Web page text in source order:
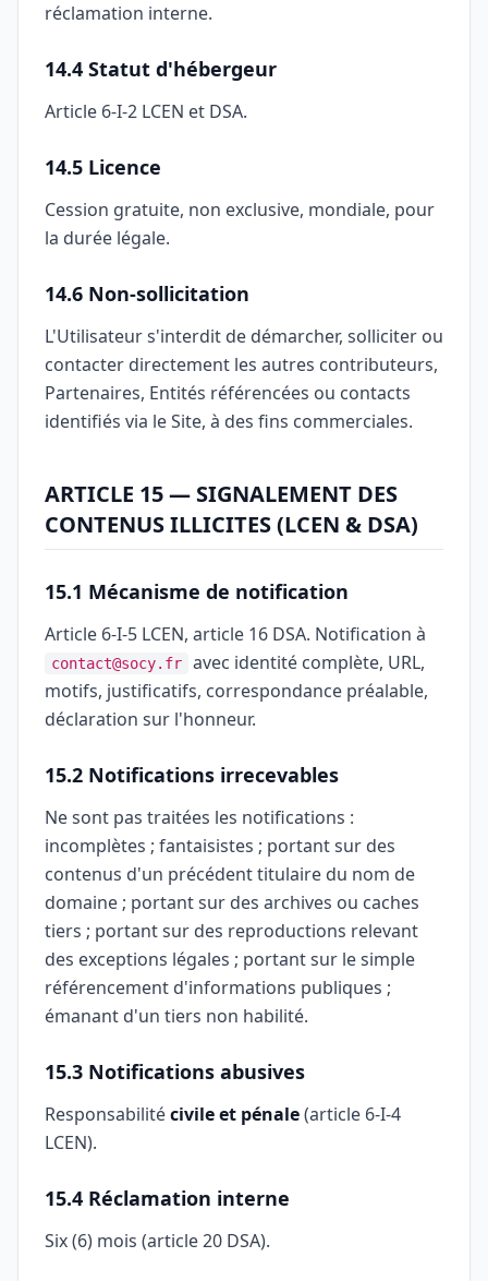
réclamation interne.
14.4 Statut d'hébergeur
Article 6-I-2 LCEN et DSA.
14.5 Licence
Cession gratuite, non exclusive, mondiale, pour
la durée légale.
14.6 Non-sollicitation
L'Utilisateur s'interdit de démarcher, solliciter ou
contacter directement les autres contributeurs,
Partenaires, Entités référencées ou contacts
identifiés via le Site, à des fins commerciales.
ARTICLE 15 — SIGNALEMENT DES
CONTENUS ILLICITES (LCEN & DSA)
15.1 Mécanisme de notification
Article 6-I-5 LCEN, article 16 DSA. Notification à
contact@socy.fr
avec identité complète, URL,
motifs, justificatifs, correspondance préalable,
déclaration sur l'honneur.
15.2 Notifications irrecevables
Ne sont pas traitées les notifications :
incomplètes ; fantaisistes ; portant sur des
contenus d'un précédent titulaire du nom de
domaine ; portant sur des archives ou caches
tiers ; portant sur des reproductions relevant
des exceptions légales ; portant sur le simple
référencement d'informations publiques ;
émanant d'un tiers non habilité.
15.3 Notifications abusives
Responsabilitécivile et pénale(article 6-I-4
LCEN).
15.4 Réclamation interne
Six (6) mois (article 20 DSA).